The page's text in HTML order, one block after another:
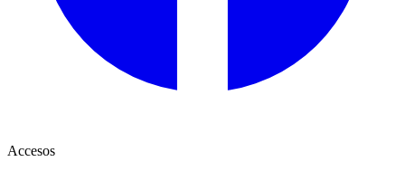
Accesos